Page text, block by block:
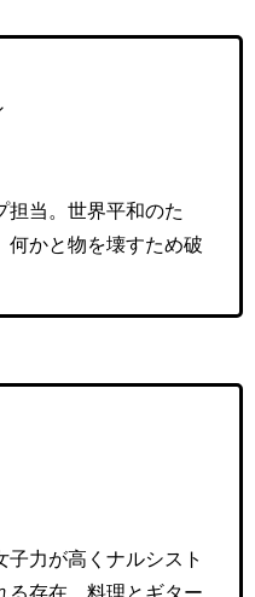
担当。世界平和のた
何かと物を壊すため破
子力が高くナルシスト
る存在。料理とギター